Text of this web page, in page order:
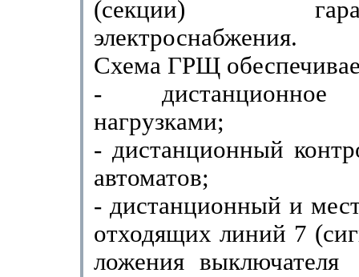
(секции)
электроснабжения.
Схема ГРЩ
- дистанционное
нагрузками;
- дистанционный
автоматов;
- дистанционный и
отходящих линий 7
ложения выключателя